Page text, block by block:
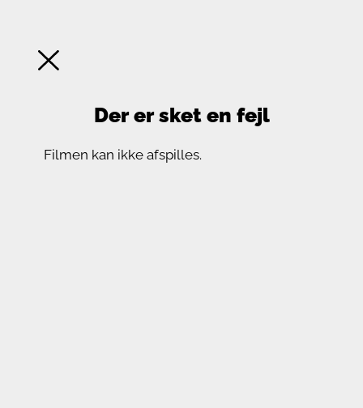
Der er sket en fejl
Filmen kan ikke afspilles.